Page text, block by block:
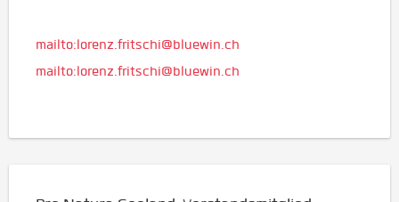
mailto:lorenz.fritschi@bluewin.ch
mailto:lorenz.fritschi@bluewin.ch